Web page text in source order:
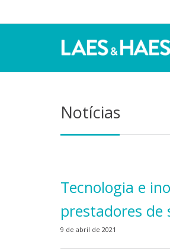
Notícias
Tecnologia e
prestadores de
9 de abril de 2021